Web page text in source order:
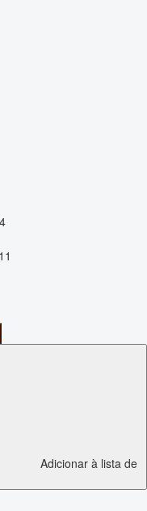
Adicionar à lista de